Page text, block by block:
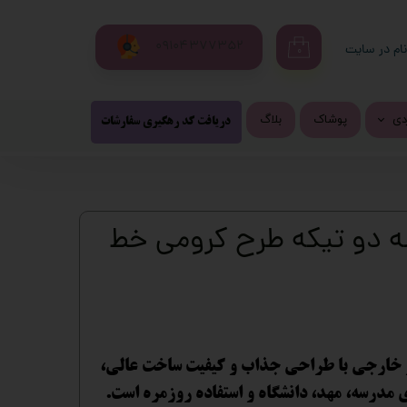
در سایت
کاربری
فانتزی
پوشاک بلاگ پیشنهاد شگفت انگیز
دریافت کد رهگیری سفارشات
تیکه طرح کرومی خط
خارجی با طراحی جذاب و کیفیت ساخت عالی،
مدرسه، مهد، دانشگاه و استفاده روزمره است.